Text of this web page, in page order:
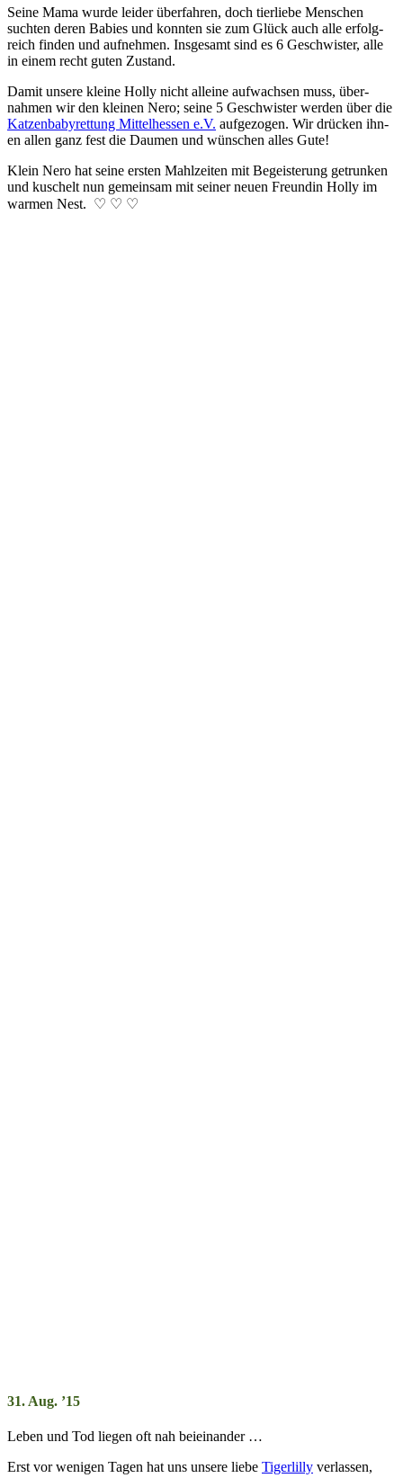
Seine Mama wurde lei­der über­fahr­en, doch tier­liebe Men­schen
such­ten der­en Ba­bies und konn­ten sie zum Glück auch alle er­folg­
reich fin­den und auf­nehm­en. Ins­ge­samt sind es 6 Ge­schwis­ter, alle
in ein­em recht gut­en Zu­stand.
Damit unsere kleine Holly nicht all­eine auf­wachs­en muss, über­
nahm­en wir den klein­en Nero; seine 5 Ge­schwis­ter wer­den über die
Katzenbabyrett­ung Mit­tel­hessen e.V. auf­ge­zo­gen. Wir drück­en ihn­
en allen ganz fest die Dau­men und wün­schen alles Gute!
Klein Nero hat seine ers­ten Mahl­zei­ten mit Be­geis­ter­ung ge­trunk­en
und kusch­elt nun ge­mein­sam mit sein­er neu­en Freun­din Holly im
war­men Nest. ♡ ♡ ♡
31. Aug. ’15
Leben und Tod liegen oft nah bei­ein­ander …
Erst vor wenigen Tag­en hat uns un­sere liebe Tiger­lilly ver­las­sen,